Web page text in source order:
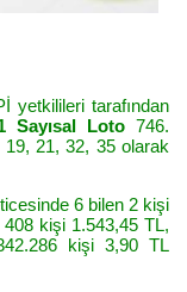
yetkilileri tarafından
Sayısal Loto 746.
21, 32, 35 olarak
6 bilen 2 kişi
kişi 1.543,45 TL,
kişi 3,90 TL